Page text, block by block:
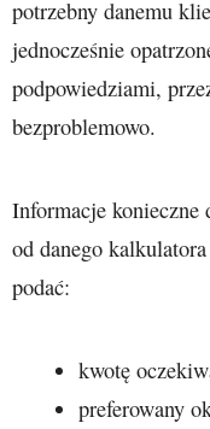
potrzebny danemu
jednocześnie
podpowiedziami,
bezproblemowo.
Informacje konieczne
od danego
podać:
kwotę
preferowany